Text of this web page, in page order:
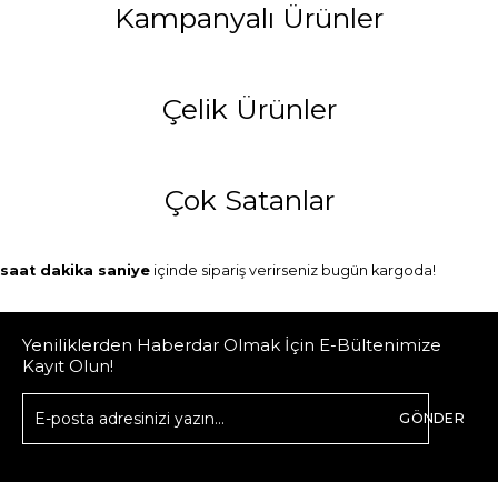
Kampanyalı Ürünler
Çelik Ürünler
Çok Satanlar
saat dakika saniye içinde sipariş verirseniz bugün kargoda!
Yeniliklerden Haberdar Olmak İçin E-Bültenimize
Kayıt Olun!
GÖNDER